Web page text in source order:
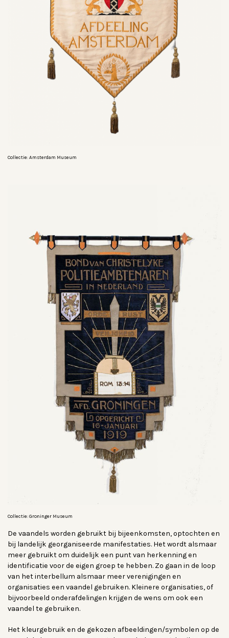
Collectie: Amsterdam Museum
Collectie: Groninger Museum
De vaandels worden gebruikt bij bijeenkomsten, optochten en
bij landelijk georganiseerde manifestaties. Het wordt alsmaar
meer gebruikt om duidelijk een punt van herkenning en
identificatie voor de eigen groep te hebben. Zo gaan in de loop
van het interbellum alsmaar meer verenigingen en
organisaties een vaandel gebruiken. Kleinere organisaties, of
bijvoorbeeld onderafdelingen krijgen de wens om ook een
vaandel te gebruiken.
Het kleurgebruik en de gekozen afbeeldingen/symbolen op de